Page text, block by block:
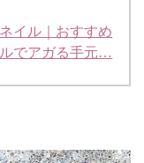
イル｜おすすめ
でアガる手元…